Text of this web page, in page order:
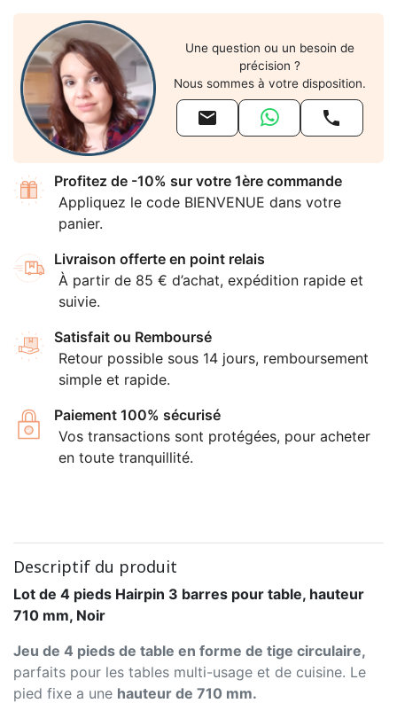
Une question ou un besoin de
précision ?
Nous sommes à votre disposition.
 
Profitez de -10% sur votre 1ère commande
Appliquez le code BIENVENUE dans votre
panier.
Livraison offerte en point relais
À partir de 85 € d’achat, expédition rapide et
suivie.
Satisfait ou Remboursé
Retour possible sous 14 jours, remboursement
simple et rapide.
Paiement 100% sécurisé
Vos transactions sont protégées, pour acheter
en toute tranquillité.
Descriptif du produit
Lot de 4 pieds Hairpin 3 barres pour table, hauteur
710 mm, Noir
Jeu de 4 pieds de table en forme de tige circulaire,
parfaits pour les tables multi-usage et de cuisine. Le
pied fixe a une hauteur de 710 mm.